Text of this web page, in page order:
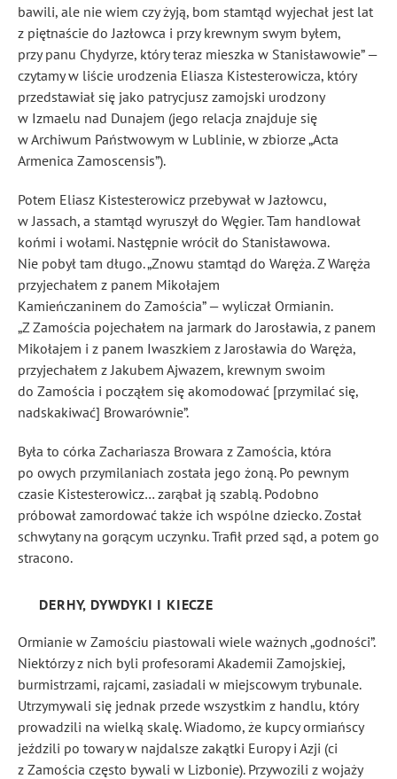
bawili, ale nie wiem czy żyją, bom stamtąd wyjechał jest lat
z piętnaście do Jazłowca i przy krewnym swym byłem,
przy panu Chydyrze, który teraz mieszka w Stanisławowie” —
czytamy w liście urodzenia Eliasza Kistesterowicza, który
przedstawiał się jako patrycjusz zamojski urodzony
w Izmaelu nad Dunajem (jego relacja znajduje się
w Archiwum Państwowym w Lublinie, w zbiorze „Acta
Armenica Zamoscensis”).
Potem Eliasz Kistesterowicz przebywał w Jazłowcu,
w Jassach, a stamtąd wyruszył do Węgier. Tam handlował
końmi i wołami. Następnie wrócił do Stanisławowa.
Nie pobył tam długo. „Znowu stamtąd do Waręża. Z Waręża
przyjechałem z panem Mikołajem
Kamieńczaninem do Zamościa” — wyliczał Ormianin.
„Z Zamościa pojechałem na jarmark do Jarosławia, z panem
Mikołajem i z panem Iwaszkiem z Jarosławia do Waręża,
przyjechałem z Jakubem Ajwazem, krewnym swoim
do Zamościa i począłem się akomodować [przymilać się,
nadskakiwać] Browarównie”.
Była to córka Zachariasza Browara z Zamościa, która
po owych przymilaniach została jego żoną. Po pewnym
czasie Kistesterowicz… zarąbał ją szablą. Podobno
próbował zamordować także ich wspólne dziecko. Został
schwytany na gorącym uczynku. Trafił przed sąd, a potem go
stracono.
DERHY, DYWDYKI I KIECZE
Ormianie w Zamościu piastowali wiele ważnych „godności”.
Niektórzy z nich byli profesorami Akademii Zamojskiej,
burmistrzami, rajcami, zasiadali w miejscowym trybunale.
Utrzymywali się jednak przede wszystkim z handlu, który
prowadzili na wielką skalę. Wiadomo, że kupcy ormiańscy
jeździli po towary w najdalsze zakątki Europy i Azji (ci
z Zamościa często bywali w Lizbonie). Przywozili z wojaży